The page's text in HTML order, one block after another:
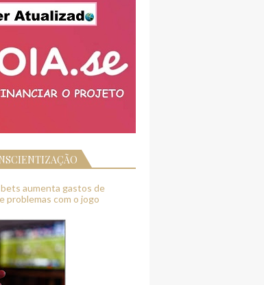
aumenta gastos de
problemas com o jogo